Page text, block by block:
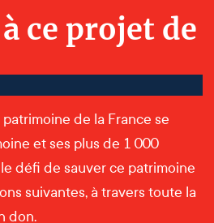
ce projet de
de la France se
et ses plus de 1 000
défi de sauver ce patrimoine
suivantes, à travers toute la
don.